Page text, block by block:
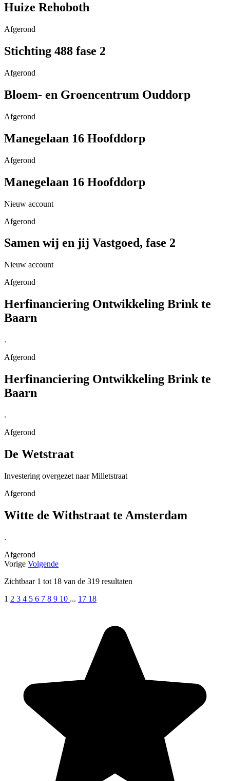
Huize Rehoboth
Afgerond
Stichting 488 fase 2
Afgerond
Bloem- en Groencentrum Ouddorp
Afgerond
Manegelaan 16 Hoofddorp
Afgerond
Manegelaan 16 Hoofddorp
Nieuw account
Afgerond
Samen wij en jij Vastgoed, fase 2
Nieuw account
Afgerond
Herfinanciering Ontwikkeling Brink te
Baarn
.
Afgerond
Herfinanciering Ontwikkeling Brink te
Baarn
.
Afgerond
De Wetstraat
Investering overgezet naar Milletstraat
Afgerond
Witte de Withstraat te Amsterdam
.
Afgerond
Vorige Volgende
Zichtbaar 1 tot 18 van de 319 resultaten
1 2 3 4 5 6 7 8 9 10 ... 17 18